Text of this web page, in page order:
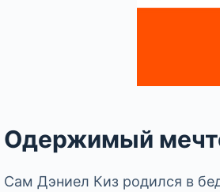
Одержимый
Сам Дэниел Киз родился в